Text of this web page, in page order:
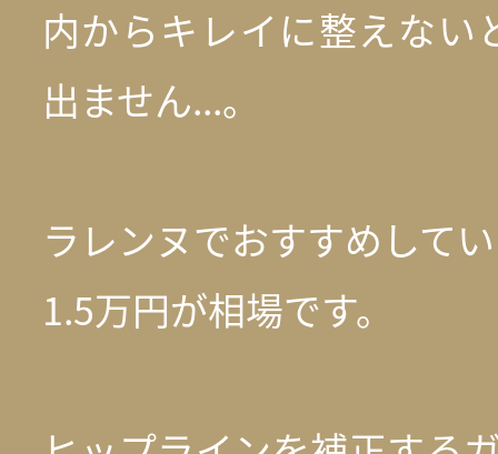
内からキレイに整えない
出ません...。
ラレンヌでおすすめして
1.5万円が相場です。